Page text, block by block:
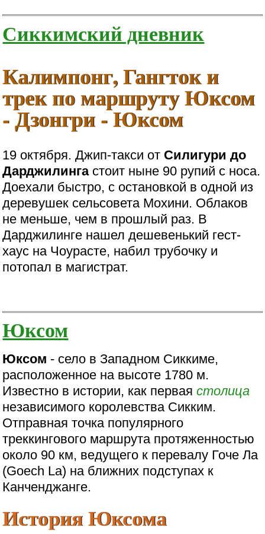
Сиккимский дневник
Калимпонг, Гангток и
трек по маршруту Юксом
- Дзонгри - Юксом
19 октября. Джип-такси от Силигури до
Дарджилингастоит ныне 90 рупий с носа.
Доехали быстро, с остановкой в одной из
деревушек сельсовета Мохини. Облаков
не меньше, чем в прошлый раз. В
Дарджилинге нашел дешевенький гест-
хаус на Чоурасте, набил трубочку и
потопал в магистрат.
Юксом
Юксом - село в Западном Сиккиме,
расположенное на высоте 1780 м.
Известно в истории, как перваястолица
независимого королевства Сикким.
Отправная точка популярного
треккингового маршрута протяженностью
около 90 км, ведущего к перевалу Гоче Ла
(Goech La) на ближних подступах к
Канченджанге.
История Юксома